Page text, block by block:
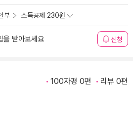
부 소득공제 230원
을 받아보세요 신청
100자평 0편 리뷰 0편